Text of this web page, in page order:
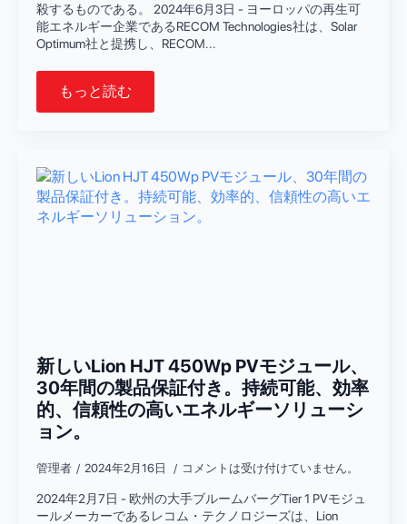
殺するものである。 2024年6月3日 - ヨーロッパの再生可
能エネルギー企業であるRECOM Technologies社は、Solar
Optimum社と提携し、RECOM...
もっと読む
新しいLion HJT 450Wp PVモジュール、
30年間の製品保証付き。持続可能、効率
的、信頼性の高いエネルギーソリューシ
ョン。
管理者 2024年2月16日 コメントは受け付けていません。
2024年2月7日 - 欧州の大手ブルームバーグTier 1 PVモジュ
ールメーカーであるレコム・テクノロジーズは、Lion